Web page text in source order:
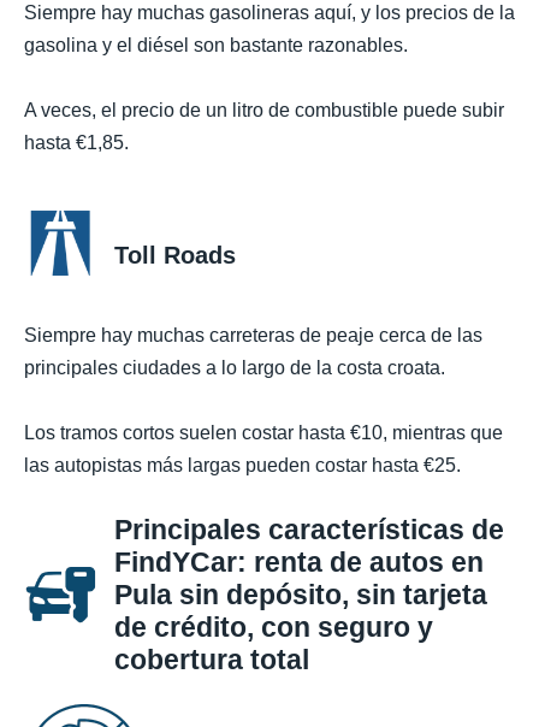
Siempre hay muchas gasolineras aquí, y los precios de la
gasolina y el diésel son bastante razonables.
A veces, el precio de un litro de combustible puede subir
hasta €1,85.
Toll Roads
Siempre hay muchas carreteras de peaje cerca de las
principales ciudades a lo largo de la costa croata.
Los tramos cortos suelen costar hasta €10, mientras que
las autopistas más largas pueden costar hasta €25.
Principales características de
FindYCar: renta de autos en
Pula sin depósito, sin tarjeta
de crédito, con seguro y
cobertura total